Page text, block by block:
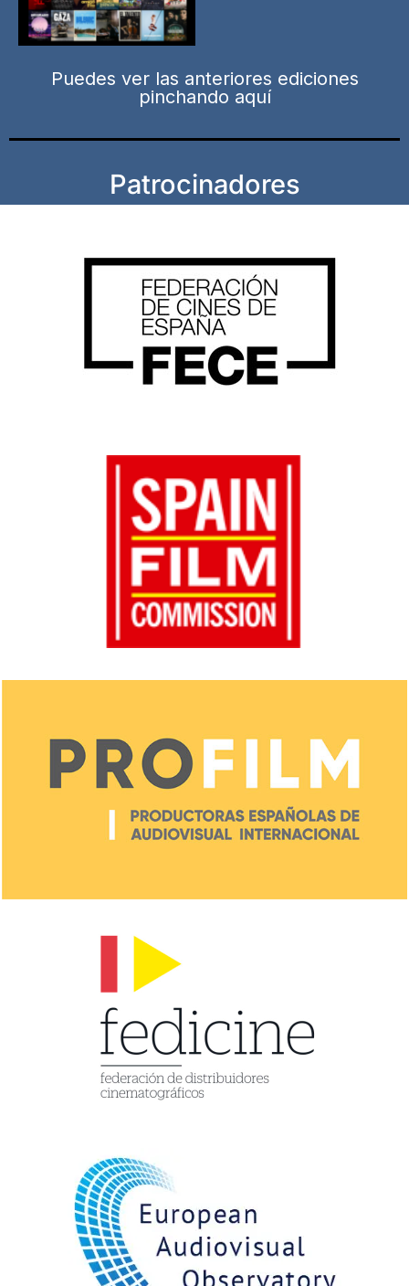
Puedes ver las anteriores ediciones
pinchando aquí
Patrocinadores